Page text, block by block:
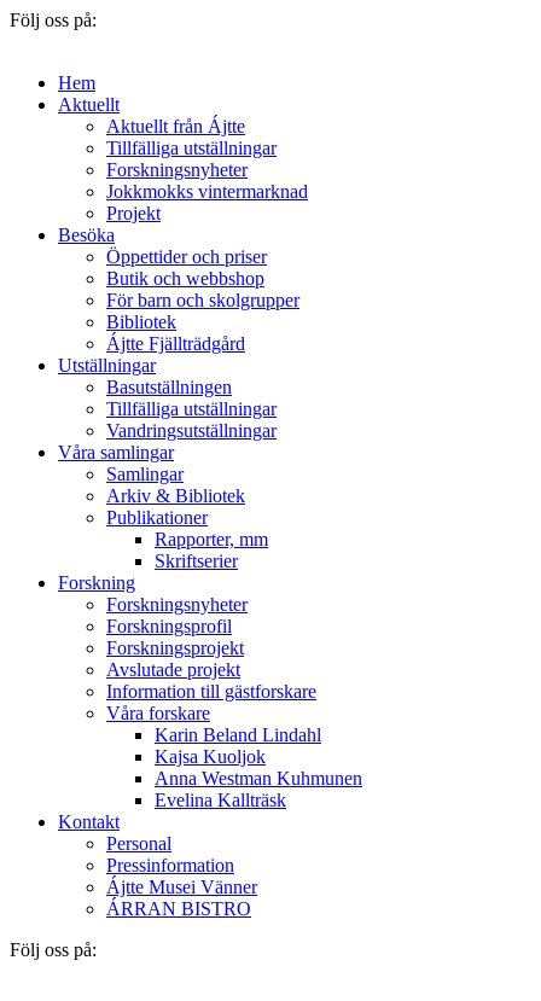
Följ oss på:
Hem
Aktuellt
Aktuellt från Ájtte
Tillfälliga utställningar
Forskningsnyheter
Jokkmokks vintermarknad
Projekt
Besöka
Öppettider och priser
Butik och webbshop
För barn och skolgrupper
Bibliotek
Ájtte Fjällträdgård
Utställningar
Basutställningen
Tillfälliga utställningar
Vandringsutställningar
Våra samlingar
Samlingar
Arkiv & Bibliotek
Publikationer
Rapporter, mm
Skriftserier
Forskning
Forskningsnyheter
Forskningsprofil
Forskningsprojekt
Avslutade projekt
Information till gästforskare
Våra forskare
Karin Beland Lindahl
Kajsa Kuoljok
Anna Westman Kuhmunen
Evelina Kallträsk
Kontakt
Personal
Pressinformation
Ájtte Musei Vänner
ÁRRAN BISTRO
Följ oss på: